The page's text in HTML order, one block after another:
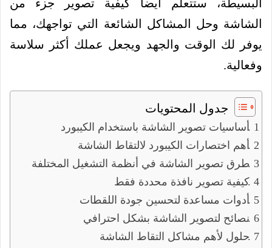
البسيطة، ستتعلم أيضاً كيفية تصوير جزء من
الشاشة وحل المشاكل الشائعة التي تواجهك، مما
يوفر لك الوقت والجهد ويجعل عملك أكثر سلاسة
وفعالية.
جدول المحتويات
أساسيات تصوير الشاشة باستخدام الكيبورد
أهم اختصارات الكيبورد لالتقاط الشاشة
طرق تصوير الشاشة في أنظمة التشغيل المختلفة
كيفية تصوير نافذة محددة فقط
أدوات مساعدة لتحسين جودة اللقطات
نصائح لتصوير الشاشة بشكل احترافي
حلول لأهم مشاكل التقاط الشاشة